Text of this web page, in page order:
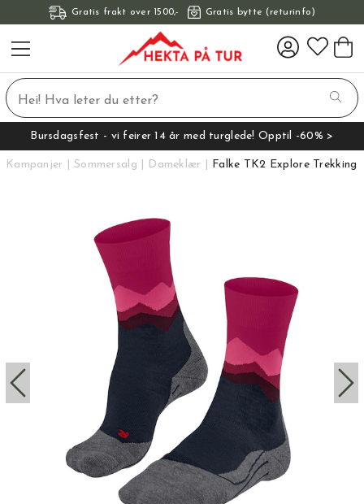
Gratis frakt over 1500,- Gratis bytte (returinfo)
Bursdagsfest - vi feirer 14 år med turglede! Opptil -60% >
Kampanjer Sommersalg Dameklær Falke TK2 Explore Trekking